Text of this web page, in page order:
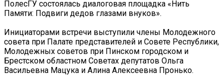
ПолесГУ состоялась диалоговая площадка «Нить
Памяти: Подвиги дедов глазами внуков».
Инициаторами встречи выступили члены Молодежного
совета при Палате представителей и Совете Республики,
Молодежных советов при Пинском городском и
Брестском областном Советах депутатов Ольга
Васильевна Мацука и Алина Алексеевна Пронько.